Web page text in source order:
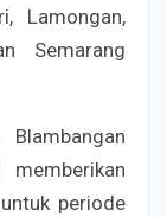
Lamongan,
Semarang
periode